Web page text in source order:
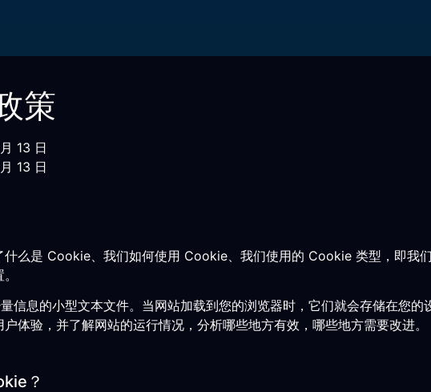
策
13 日
13 日
么是 Cookie、我们如何使用 Cookie、我们使用的 Cookie 类型，即我
信息的小型文本文件。当网站加载到您的浏览器时，它们就会存储在您
体验，并了解网站的运行情况，分析哪些地方有效，哪些地方需要改进。
？